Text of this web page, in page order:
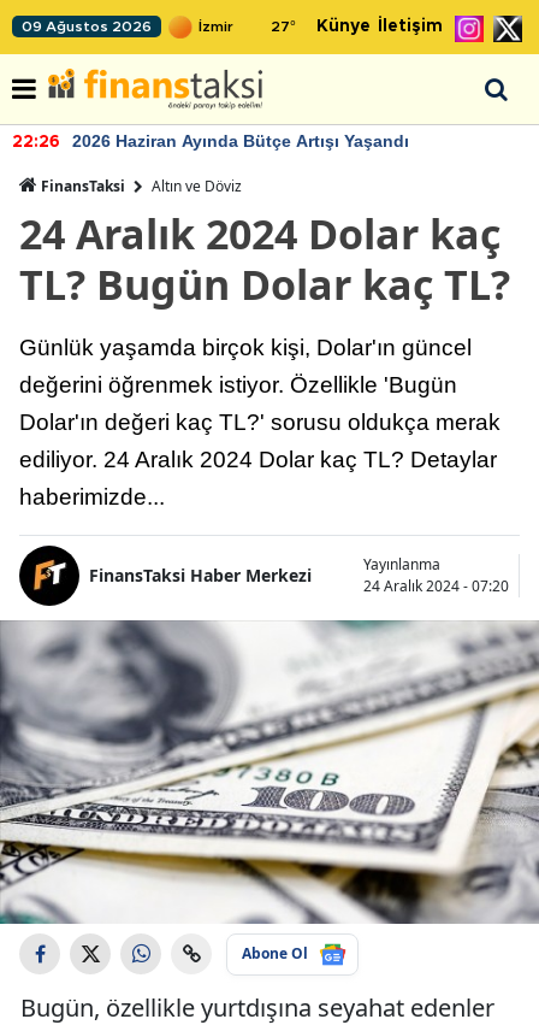
09 Ağustos 2026 27° Künye İletişim
22:26 2026 Haziran Ayında Bütçe Artışı Yaşandı
FinansTaksi Altın ve Döviz
24 Aralık 2024 Dolar kaç
TL? Bugün Dolar kaç TL?
Günlük yaşamda birçok kişi, Dolar'ın güncel
değerini öğrenmek istiyor. Özellikle 'Bugün
Dolar'ın değeri kaç TL?' sorusu oldukça merak
ediliyor. 24 Aralık 2024 Dolar kaç TL? Detaylar
haberimizde...
FinansTaksi Haber Merkezi
Yayınlanma
24 Aralık 2024 - 07:20
Abone Ol
Bugün, özellikle yurtdışına seyahat edenler